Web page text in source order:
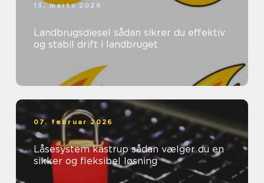
13. marts 2026
Landbrugsdiesel sådan sikrer du effektiv
og stabil drift i landbruget
07. februar 2026
Låsesystem kastrup sådan vælger du en
sikker og fleksibel løsning